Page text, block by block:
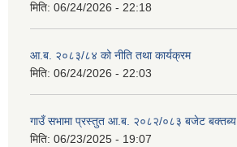
मिति: 06/24/2026 - 22:18
आ.ब. २०८३/८४ को नीति तथा कार्यक्रम
मिति: 06/24/2026 - 22:03
गाउँ सभामा प्रस्तुत आ.ब. २०८२/०८३ बजेट बक्तब्य
मिति: 06/23/2025 - 19:07